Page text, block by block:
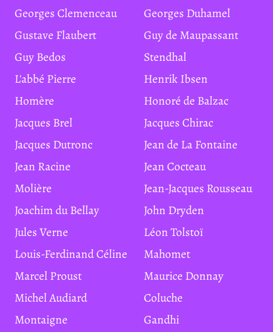
Georges Clemenceau
Georges Duhamel
Gustave Flaubert
Guy de Maupassant
Guy Bedos
Stendhal
L'abbé Pierre
Henrik Ibsen
Homère
Honoré de Balzac
Jacques Brel
Jacques Chirac
Jacques Dutronc
Jean de La Fontaine
Jean Racine
Jean Cocteau
Molière
Jean-Jacques Rousseau
Joachim du Bellay
John Dryden
Jules Verne
Léon Tolstoï
Louis-Ferdinand Céline
Mahomet
Marcel Proust
Maurice Donnay
Michel Audiard
Coluche
Montaigne
Gandhi